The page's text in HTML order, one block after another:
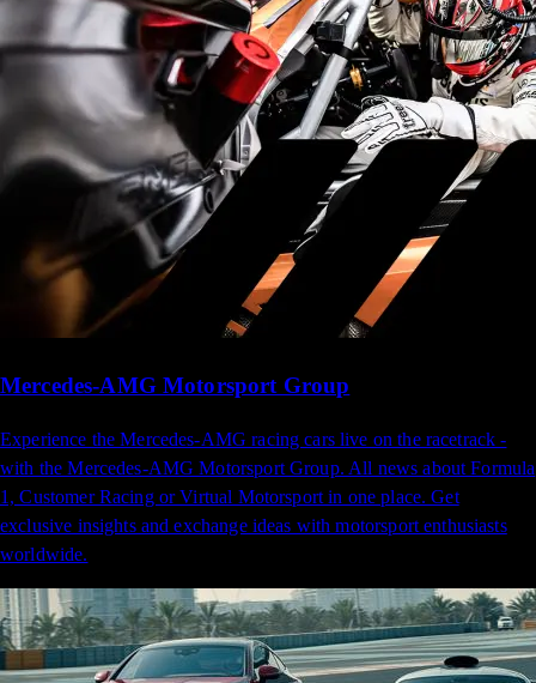
Mercedes-AMG Motorsport​​​​ ‌‍Group​‍​‍‌‍‌​‍‌‍‍‌‌‍‌‌‍‍‌‌‍‍​‍​‍​‍‍​‍​‍‌​‌‍​‌‌‍‍‌‍‍‌‌‌​‌‍‌​‍‍‌‍‍‌‌‍​‍​‍​‍​​‍​‍‌‍‍​‌​‍‌‍‌‌‌‍‌‍​‍​‍​‍‍​‍​‍​‍‌​‌‌​‌‌‌‌‍‌​‌‍‍‌‌‍​‍‌‍‍‌‌‍‍‌‌​‌‍‌‌‌‍‍‌‌​​‍‌‍‌‌‌‍‌​‌‍‍‌‌‌​​‍‌‍‌‌‍‌‍‌​‌‍‌‌​‌‌​​‌​‍‌‍‌‌‌​‌‍‌‌‌‍‍‌‌​‌‍​‌‌‌​‌‍‍‌‌‍‌‍‍​‍‌‍‍‌‌‍‌​​‌​‍​​‍‌‌‍‌‌​‌‌​​‍‌‍​‍‌‍​‌​‌​​‍‌‌‍​‌‍​‌​​‌​‍​​‍‌​‌​​‍​​‍‌​‌‍​‍‌‌‍​‍​​​‌‍‌‍​‌​​‍‌‌‍​‌​‍‌​​‍​‌‌‌‍‌‍​‍​​‌‍​‌​‍‌​​​‌‍​‌‌‍‌​​‍‌‌​‌‍‌‌​​‌‍‌‌​‌‌‌​‌‍‌‌‌‍​‌‌​‌‍‌‌‌​‍​‍‌​​‌‍​‌‌‌​‌‍‍​​‌‌‌​‌‍‍‌‌‌​‌‍​‌‍‌‌​‌‍​‍‌‍​‌‌​‌‍‌‌‌‌‌‌‌​‍‌‍​​‌​‍‌‌​​‍‌​‌‍‌​‌‌​‌‌‌‌‍‌​‌‍‍‌‌‍​‍‌‍‌‍‍‌‌‍‌​​‌​‍​​‍‌‌‍‌‌​‌‌​​‍‌‍​‍‌‍​‌​‌​​‍‌‌‍​‌‍​‌​​‌​‍​​‍‌​‌​​‍​​‍‌​‌‍​‍‌‌‍​‍​​​‌‍‌‍​‌​​‍‌‌‍​‌​‍‌​​‍​‌‌‌‍‌‍​‍​​‌‍​‌​‍‌​​​‌‍​‌‌‍‌​​‍‌‍‌‌​‌‍‌‌​​‌‍‌‌​‌‌‌​‌‍‌‌‌‍​‌‌​‌‍‌‌‌​‍​‍‌‍‌​​‌‍​‌‌‌​‌‍‍​​‌‌‌​‌‍‍‌‌‌​‌‍​‌‍‌‌​‍‌‍‌​​‌‍‌‌‌​‍‌​‌​​‌‍‌‌‌‍​‌‌​‌‍‍‌‌‌‍‌‍‌‌​‌‌​​‌‌‌‌‍​‍‌‍​‌‍‍‌‌​‌‍‍​‌‍‌‌‌‍‌​​‍​‍‌‌
Experience the Mercedes-AMG racing cars live on the racetrack -
with the Mercedes-AMG Motorsport Group. All news about Formula
1, Customer Racing or Virtual Motorsport in one place. Get
exclusive insights and exchange ideas with motorsport enthusiasts
worldwide.​​​​‌‍​‍​‍‌‍‌​‍‌‍‍‌‌‍‌‌‍‍‌‌‍‍​‍​‍​‍‍​‍​‍‌​‌‍​‌‌‍‍‌‍‍‌‌‌​‌‍‌​‍‍‌‍‍‌‌‍​‍​‍​‍​​‍​‍‌‍‍​‌​‍‌‍‌‌‌‍‌‍​‍​‍​‍‍​‍​‍​‍‌​‌‌​‌‌‌‌‍‌​‌‍‍‌‌‍​‍‌‍‍‌‌‍‍‌‌​‌‍‌‌‌‍‍‌‌​​‍‌‍‌‌‌‍‌​‌‍‍‌‌‌​​‍‌‍‌‌‍‌‍‌​‌‍‌‌​‌‌​​‌​‍‌‍‌‌‌​‌‍‌‌‌‍‍‌‌​‌‍​‌‌‌​‌‍‍‌‌‍‌‍‍​‍‌‍‍‌‌‍‌​​‌​‍​​‍‌‌‍‌‌​‌‌​​‍‌‍​‍‌‍​‌​‌​​‍‌‌‍​‌‍​‌​​‌​‍​​‍‌​‌​​‍​​‍‌​‌‍​‍‌‌‍​‍​​​‌‍‌‍​‌​​‍‌‌‍​‌​‍‌​​‍​‌‌‌‍‌‍​‍​​‌‍​‌​‍‌​​​‌‍​‌‌‍‌​​‍‌‌​‌‍‌‌​​‌‍‌‌​‌‌‌​‌‍‌‌‌‍​‌‌​‌‍‌‌‌​‍​‍‌​​‌‍​‌‌‌​‌‍‍​​‌‌‍‌​‌‍‌‌‌​‌‍​‌​‍‌‍‍‌‌​​‌‌​‌‍‍‌‌‍‌‍‍​‌‍​‍‌‍​‌‌​‌‍‌‌‌‌‌‌‌​‍‌‍​​‌​‍‌‌​​‍‌​‌‍‌​‌‌​‌‌‌‌‍‌​‌‍‍‌‌‍​‍‌‍‌‍‍‌‌‍‌​​‌​‍​​‍‌‌‍‌‌​‌‌​​‍‌‍​‍‌‍​‌​‌​​‍‌‌‍​‌‍​‌​​‌​‍​​‍‌​‌​​‍​​‍‌​‌‍​‍‌‌‍​‍​​​‌‍‌‍​‌​​‍‌‌‍​‌​‍‌​​‍​‌‌‌‍‌‍​‍​​‌‍​‌​‍‌​​​‌‍​‌‌‍‌​​‍‌‍‌‌​‌‍‌‌​​‌‍‌‌​‌‌‌​‌‍‌‌‌‍​‌‌​‌‍‌‌‌​‍​‍‌‍‌​​‌‍​‌‌‌​‌‍‍​​‌‌‍‌​‌‍‌‌‌​‌‍​‌​‍‌‍‍‌‌​​‌‌​‌‍‍‌‌‍‌‍‍​‍‌‍‌​​‌‍‌‌‌​‍‌​‌​​‌‍‌‌‌‍​‌‌​‌‍‍‌‌‌‍‌‍‌‌​‌‌​​‌‌‌‌‍​‍‌‍​‌‍‍‌‌​‌‍‍​‌‍‌‌‌‍‌​​‍​‍‌‌